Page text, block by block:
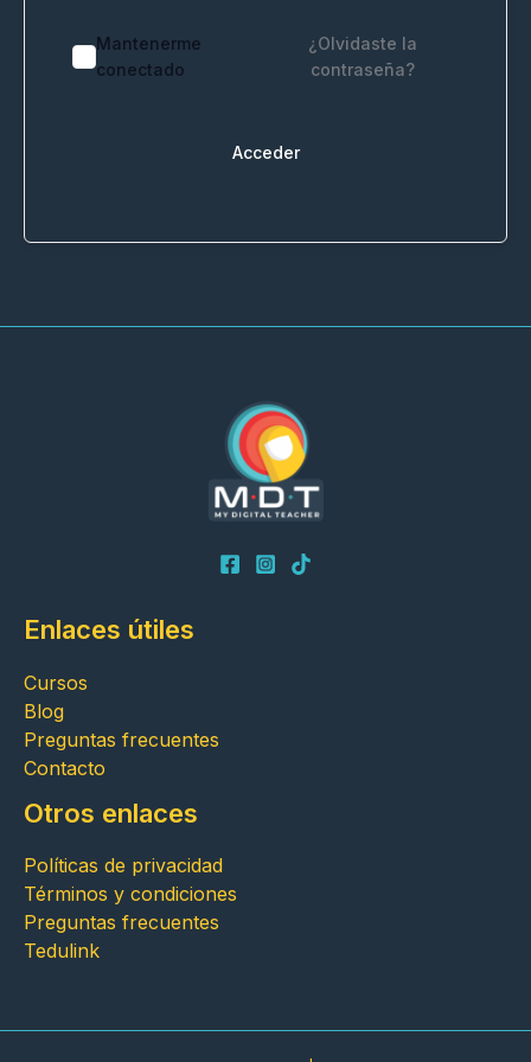
Mantenerme
conectado
¿Olvidaste la
contraseña?
Acceder
Enlaces útiles
Cursos
Blog
Preguntas frecuentes
Contacto
Otros enlaces
Políticas de privacidad
Términos y condiciones
Preguntas frecuentes
Tedulink